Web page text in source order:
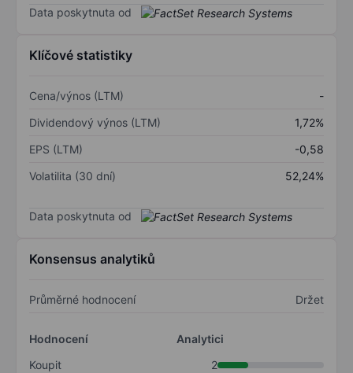
Data poskytnuta od
Klíčové statistiky
Cena/výnos (LTM)
-
Dividendový výnos (LTM)
1,72%
EPS (LTM)
-0,58
Volatilita (30 dní)
52,24%
Data poskytnuta od
Konsensus analytiků
Průměrné hodnocení Držet
Hodnocení
Analytici
Koupit
2